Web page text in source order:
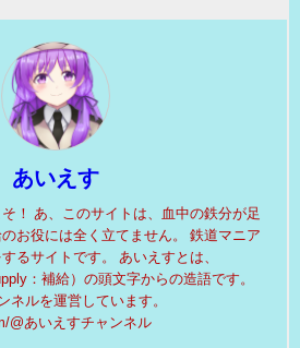
あいえす
！ あ、このサイトは、血中の鉄分が足
お役には全く立てません。 鉄道マニア
るサイトです。 あいえすとは、
：補給）の頭文字からの造語です。
ルを運営しています。
@あいえすチャンネル